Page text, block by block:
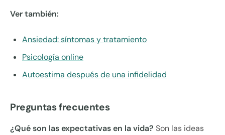
Ver también:
Ansiedad: síntomas y tratamiento
Psicología online
Autoestima después de una infidelidad
Preguntas frecuentes
¿Qué son las expectativas en la vida? Son las ideas